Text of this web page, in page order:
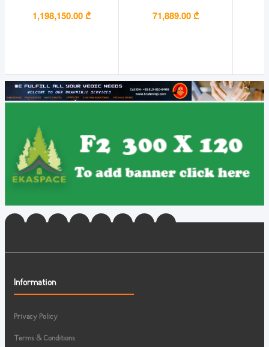
1,198,150.00 ₾ 71,889.00 ₾
Information
Privacy Policy
Terms & Conditions